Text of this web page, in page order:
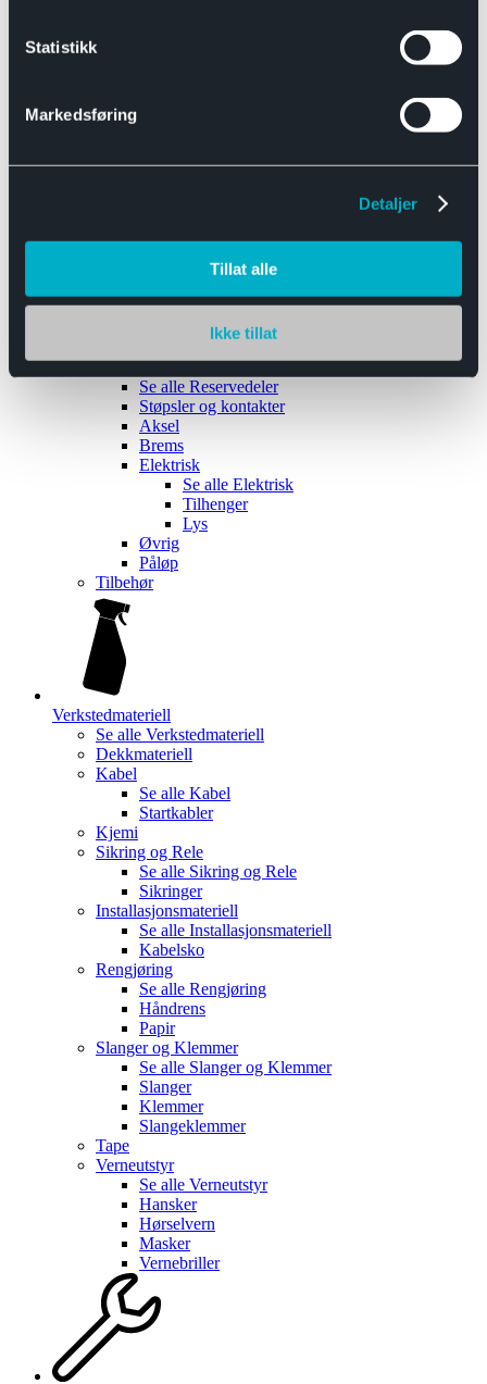
Statistikk
Markedsføring
Detaljer
Tillat alle
Ikke tillat
Båthengere
Reservedeler
Se alle Reservedeler
Støpsler og kontakter
Aksel
Brems
Elektrisk
Se alle Elektrisk
Tilhenger
Lys
Øvrig
Påløp
Tilbehør
Verkstedmateriell
Se alle Verkstedmateriell
Dekkmateriell
Kabel
Se alle Kabel
Startkabler
Kjemi
Sikring og Rele
Se alle Sikring og Rele
Sikringer
Installasjonsmateriell
Se alle Installasjonsmateriell
Kabelsko
Rengjøring
Se alle Rengjøring
Håndrens
Papir
Slanger og Klemmer
Se alle Slanger og Klemmer
Slanger
Klemmer
Slangeklemmer
Tape
Verneutstyr
Se alle Verneutstyr
Hansker
Hørselvern
Masker
Vernebriller